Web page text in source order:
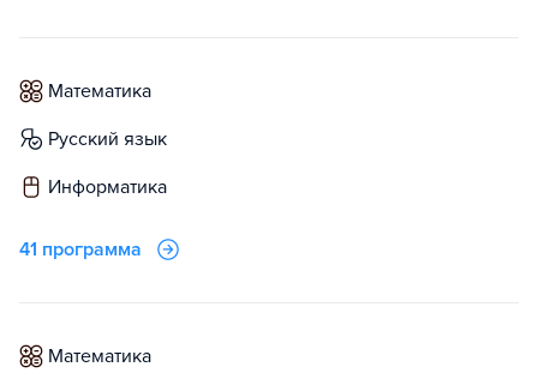
математика
русский язык
информатика
41 программа
математика